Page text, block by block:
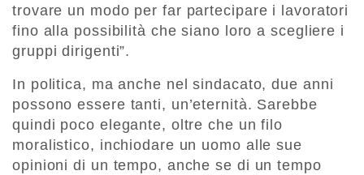
trovare un modo per far partecipare i lavoratori
fino alla possibilità che siano loro a scegliere i
gruppi dirigenti”.
In politica, ma anche nel sindacato, due anni
possono essere tanti, un’eternità. Sarebbe
quindi poco elegante, oltre che un filo
moralistico, inchiodare un uomo alle sue
opinioni di un tempo, anche se di un tempo